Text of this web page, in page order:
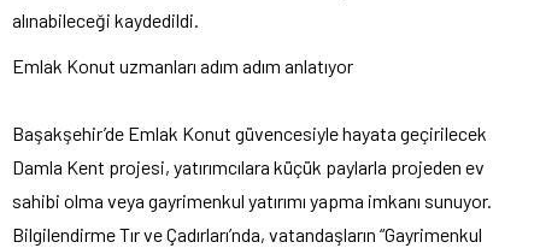
alınabileceği kaydedildi.
Emlak Konut uzmanları adım adım anlatıyor
Başakşehir’de Emlak Konut güvencesiyle hayata geçirilecek
Damla Kent projesi, yatırımcılara küçük paylarla projeden ev
sahibi olma veya gayrimenkul yatırımı yapma imkanı sunuyor.
Bilgilendirme Tır ve Çadırları’nda, vatandaşların “Gayrimenkul